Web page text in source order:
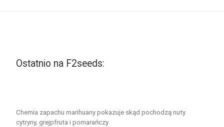
Ostatnio na F2seeds:
Chemia zapachu marihuany pokazuje skąd pochodzą nuty
cytryny, grejpfruta i pomarańczy